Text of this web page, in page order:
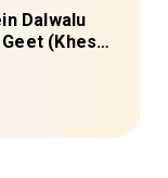
Dalwalu
(Khesari